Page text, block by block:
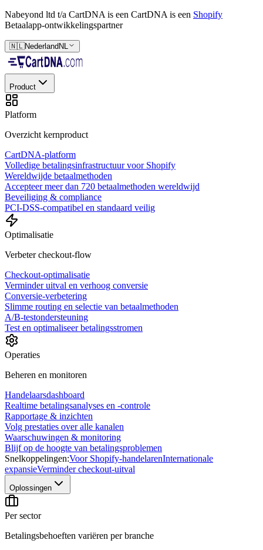
Nabeyond ltd t/a CartDNA is een CartDNA is een Shopify
Betaalapp-ontwikkelingspartner
🇳🇱Nederland NL
Product
Platform
Overzicht kernproduct
CartDNA-platform
Volledige betalingsinfrastructuur voor Shopify
Wereldwijde betaalmethoden
Accepteer meer dan 720 betaalmethoden wereldwijd
Beveiliging & compliance
PCI-DSS-compatibel en standaard veilig
Optimalisatie
Verbeter checkout-flow
Checkout-optimalisatie
Verminder uitval en verhoog conversie
Conversie-verbetering
Slimme routing en selectie van betaalmethoden
A/B-testondersteuning
Test en optimaliseer betalingsstromen
Operaties
Beheren en monitoren
Handelaarsdashboard
Realtime betalingsanalyses en -controle
Rapportage & inzichten
Volg prestaties over alle kanalen
Waarschuwingen & monitoring
Blijf op de hoogte van betalingsproblemen
Snelkoppelingen:Voor Shopify-handelarenInternationale
expansieVerminder checkout-uitval
Oplossingen
Per sector
Betalingsbehoeften variëren per branche